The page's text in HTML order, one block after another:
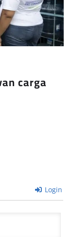
carga
Login